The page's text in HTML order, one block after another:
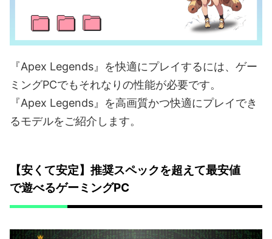
『Apex Legends』を快適にプレイするには、ゲー
ミングPCでもそれなりの性能が必要です。
『Apex Legends』を高画質かつ快適にプレイでき
るモデルをご紹介します。
【安くて安定】推奨スペックを超えて最安値
で遊べるゲーミングPC